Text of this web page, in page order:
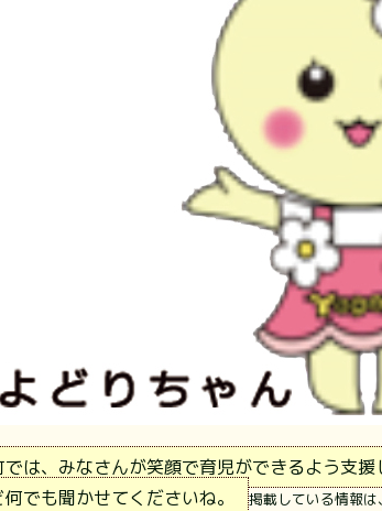
では、みなさんが笑顔で育児ができるよう支
何でも聞かせてくださいね。
掲載している情報